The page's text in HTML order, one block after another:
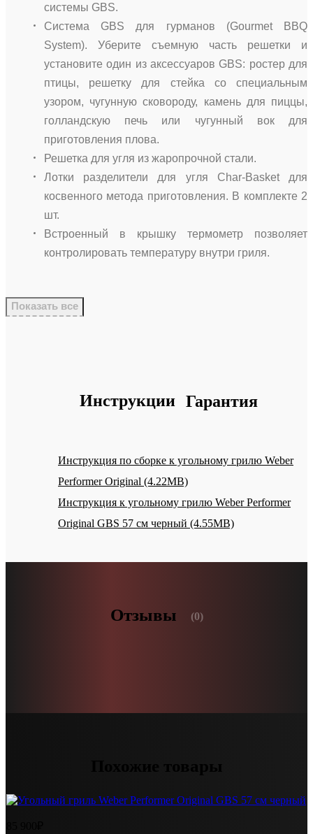
системы GBS.
Система GBS для гурманов (Gourmet BBQ
System). Уберите съемную часть решетки и
установите один из аксессуаров GBS: ростер для
птицы, решетку для стейка со специальным
узором, чугунную сковороду, камень для пиццы,
голландскую печь или чугунный вок для
приготовления плова.
Решетка для угля из жаропрочной стали.
Лотки разделители для угля Char-Basket для
косвенного метода приготовления. В комплекте 2
шт.
Встроенный в крышку термометр позволяет
контролировать температуру внутри гриля.
Показать все
Инструкции Гарантия
Инструкция по сборке к угольному грилю Weber
Performer Original (4.22MB)
Инструкция к угольному грилю Weber Performer
Original GBS 57 см черный (4.55MB)
Отзывы (0)